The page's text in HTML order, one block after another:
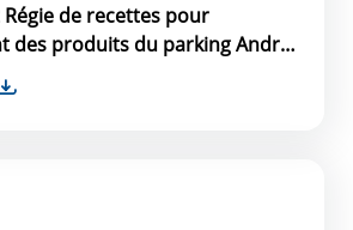
Régie de recettes pour
des produits du parking André